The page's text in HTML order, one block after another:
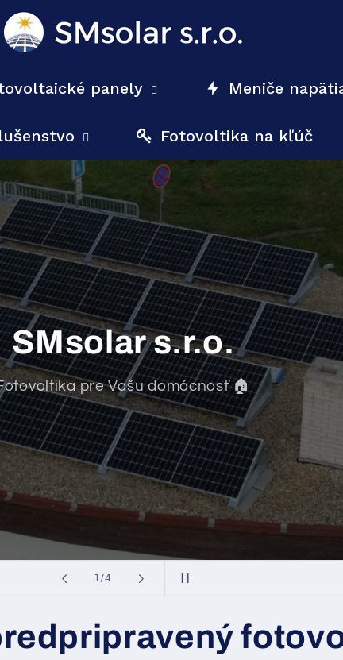
panely Meniče
Fotovoltika na kľúč
2 /z4
SMsolar s.r.o.
pre Vašu domácnosť 🏠